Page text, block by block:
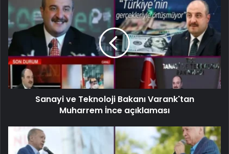
Sanayi ve Teknoloji Bakanı Varank'tan
Muharrem İnce açıklaması